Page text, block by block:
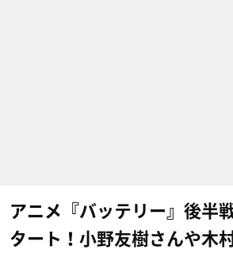
アニメ『バッテリー』後半
タート！小野友樹さんや木